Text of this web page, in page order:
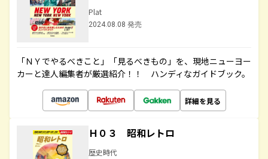
Plat
2024.08.08 発売
「ＮＹでやるべきこと」「見るべきもの」を、現地ニューヨー
カーと達人編集者が厳選紹介！！ ハンディなガイドブック。
詳細を見る
Ｈ０３ 昭和レトロ
歴史時代